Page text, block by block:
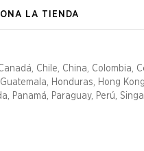
LA TIENDA
Chile, China, Colombia,
Honduras, Hong
Panamá, Paraguay, Perú,